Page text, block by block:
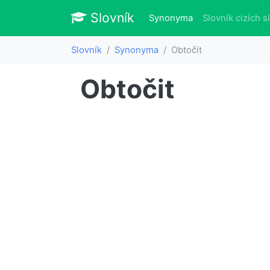
Slovník Slovník
Synonyma(aktuálně)
Slovník cizích
Slovník Synonyma Obtočit
Obtočit